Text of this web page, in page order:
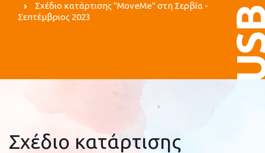
Σχέδιο κατάρτισης "MoveMe" στη Σερβία -
Σεπτέμβριος 2023
Σχέδιο κατάρτισης